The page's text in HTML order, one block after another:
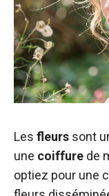
Les fleurs sont
une coiffure de
optiez pour une